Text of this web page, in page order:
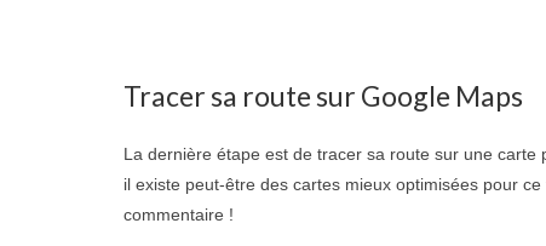
Tracer sa route sur Google Maps
La dernière étape est de tracer sa route sur une carte
il existe peut-être des cartes mieux optimisées pour
commentaire !